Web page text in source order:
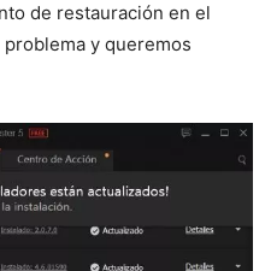
de restauración en el
y queremos